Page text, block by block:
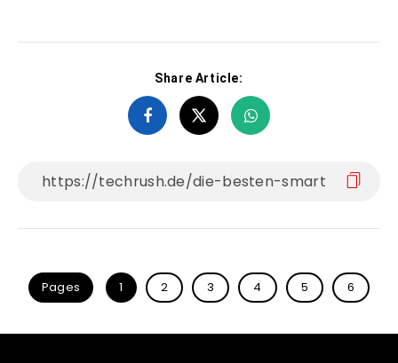
Share Article:
Pages 1 2 3 4 5 6